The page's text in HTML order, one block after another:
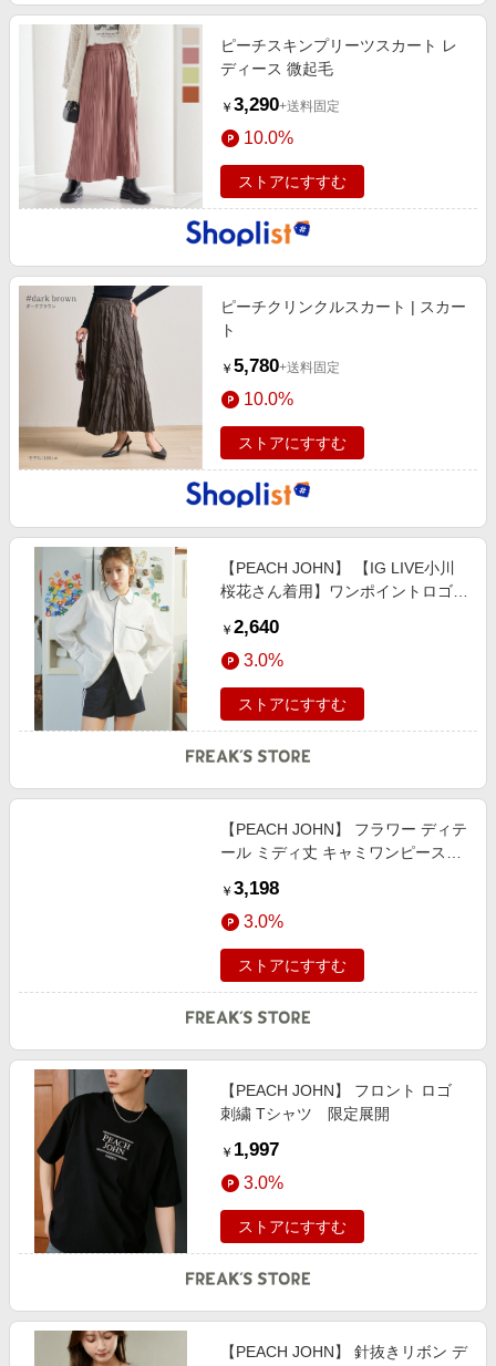
ピーチスキンプリーツスカート レ
ディース 微起毛
￥ 3,290+送料固定
10.0%
ストアにすすむ
ピーチクリンクルスカート | スカー
ト
￥ 5,780+送料固定
10.0%
ストアにすすむ
【PEACH JOHN】 【IG LIVE小川
桜花さん着用】ワンポイントロゴ
female
￥ 2,640
3.0%
ストアにすすむ
【PEACH JOHN】 フラワー ディテ
ール ミディ丈 キャミワンピース
￥ 3,198
3.0%
ストアにすすむ
【PEACH JOHN】 フロント ロゴ
刺繍 Tシャツ 限定展開
￥ 1,997
3.0%
ストアにすすむ
【PEACH JOHN】 針抜きリボン デ